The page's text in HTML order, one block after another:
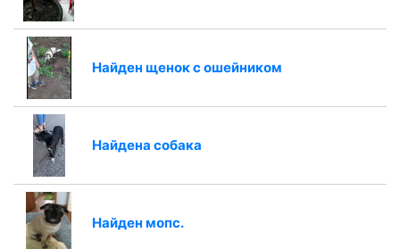
Найден щенок с ошейником
Найдена собака
Найден мопс.